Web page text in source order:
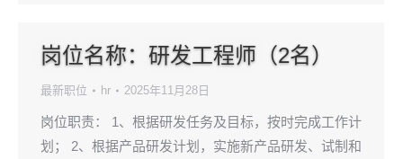
岗位名称：研发工程师（2名）
最新职位 hr 2025年11月28日
岗位职责： 1、根据研发任务及目标，按时完成工作计
划； 2、根据产品研发计划，实施新产品研发、试制和